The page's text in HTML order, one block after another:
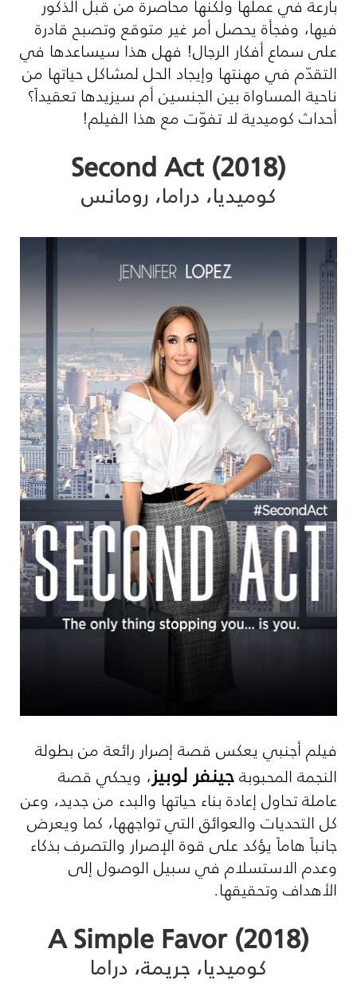
فيها، وفجأة يحصل أمر غير متوقع وتصبح قادرة
على سماع أفكار الرجال! فهل هذا سيساعدها في
التقدّم في مهنتها وإيجاد الحل لمشاكل حياتها من
ناحية المساواة بين الجنسين أم سيزيدها تعقيداً؟
أحداث كوميدية لا تفوّت مع هذا الفيلم!
(Second Act (2018
كوميديا، دراما، رومانس
فيلم أجنبي يعكس قصة إصرار رائعة من بطولة
النجمة المحبوبةجينفر لوبيز، ويحكي قصة
عاملة تحاول إعادة بناء حياتها والبدء من جديد، وعن
كل التحديات والعوائق التي تواجهها، كما ويعرض
جانباً هاماً يؤكد على قوة الإصرار والتصرف بذكاء
وعدم الاستسلام في سبيل الوصول إلى
الأهداف وتحقيقها.
(A Simple Favor (2018
كوميديا، جريمة، دراما